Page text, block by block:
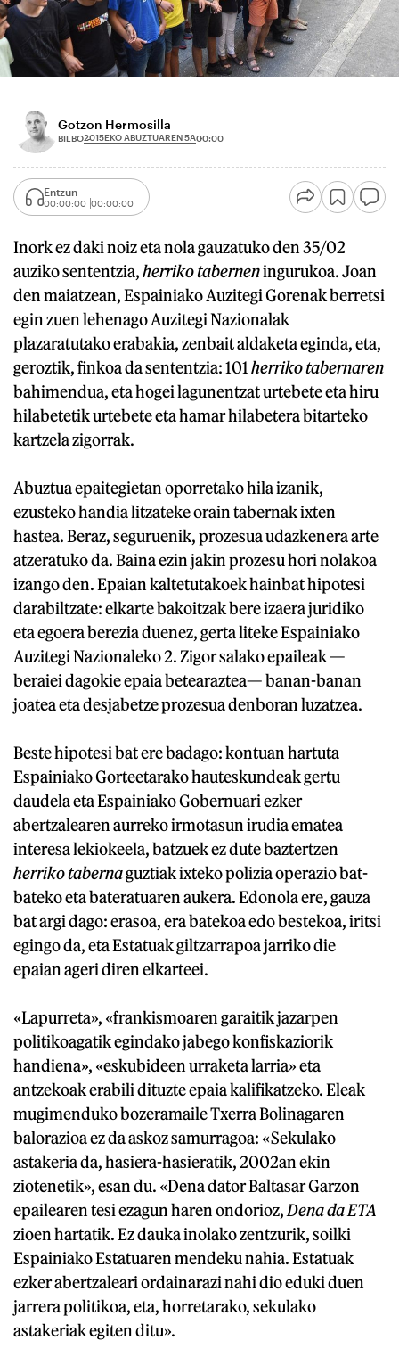
Gotzon Hermosilla
BILBO2015EKO ABUZTUAREN 5A00:00
Entzun
00:00:00 00:00:00
Inork ez daki noiz eta nola gauzatuko den 35/02
auziko sententzia,herriko taberneningurukoa. Joan
den maiatzean, Espainiako Auzitegi Gorenak berretsi
egin zuen lehenago Auzitegi Nazionalak
plazaratutako erabakia, zenbait aldaketa eginda, eta,
geroztik, finkoa da sententzia: 101 herriko tabernaren
bahimendua, eta hogei lagunentzat urtebete eta hiru
hilabetetik urtebete eta hamar hilabetera bitarteko
kartzela zigorrak.
Abuztua epaitegietan oporretako hila izanik,
ezusteko handia litzateke orain tabernak ixten
hastea. Beraz, seguruenik, prozesua udazkenera arte
atzeratuko da. Baina ezin jakin prozesu hori nolakoa
izango den. Epaian kaltetutakoek hainbat hipotesi
darabiltzate: elkarte bakoitzak bere izaera juridiko
eta egoera berezia duenez, gerta liteke Espainiako
Auzitegi Nazionaleko 2. Zigor salako epaileak —
beraiei dagokie epaia betearaztea— banan-banan
joatea eta desjabetze prozesua denboran luzatzea.
Beste hipotesi bat ere badago: kontuan hartuta
Espainiako Gorteetarako hauteskundeak gertu
daudela eta Espainiako Gobernuari ezker
abertzalearen aurreko irmotasun irudia ematea
interesa lekiokeela, batzuek ez dute baztertzen
herriko tabernaguztiak ixteko polizia operazio bat-
bateko eta bateratuaren aukera. Edonola ere, gauza
bat argi dago: erasoa, era batekoa edo bestekoa, iritsi
egingo da, eta Estatuak giltzarrapoa jarriko die
epaian ageri diren elkarteei.
«Lapurreta», «frankismoaren garaitik jazarpen
politikoagatik egindako jabego konfiskaziorik
handiena», «eskubideen urraketa larria» eta
antzekoak erabili dituzte epaia kalifikatzeko. Eleak
mugimenduko bozeramaile Txerra Bolinagaren
balorazioa ez da askoz samurragoa: «Sekulako
astakeria da, hasiera-hasieratik, 2002an ekin
ziotenetik», esan du. «Dena dator Baltasar Garzon
epailearen tesi ezagun haren ondorioz, Dena da ETA
zioen hartatik. Ez dauka inolako zentzurik, soilki
Espainiako Estatuaren mendeku nahia. Estatuak
ezker abertzaleari ordainarazi nahi dio eduki duen
jarrera politikoa, eta, horretarako, sekulako
astakeriak egiten ditu».